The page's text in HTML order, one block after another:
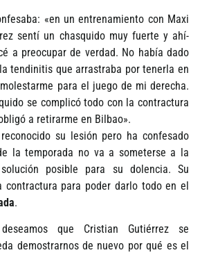
«en un entrenamiento con Maxi
sentí­ un chasquido muy fuerte y ahí­
a preocupar de verdad. No habí­a dado
tendinitis que arrastraba por tenerla en
para el juego de mi derecha.
se complicó todo con la contractura
a retirarme en Bilbao».
su lesión pero ha confesado
la temporada no va a someterse a la
posible para su dolencia. Su
contractura para poder darlo todo en el
.
deseamos que Cristian Gutiérrez se
demostrarnos de nuevo por qué es el